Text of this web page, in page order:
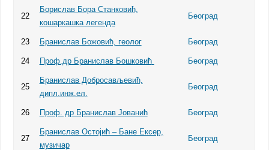
22
Бoрислав Бора Станковић,
кошаркашка легенда
Београд
23 Бранислав Божовић, геолог Београд
24 Проф.др Бранислав Бошковић Београд
25
Бранислав Добросављевић,
дипл.инж.ел.
Београд
26 Проф. др Бранислав Јованић Београд
27
Бранислав Остојић – Бане Ексер,
музичар
Београд